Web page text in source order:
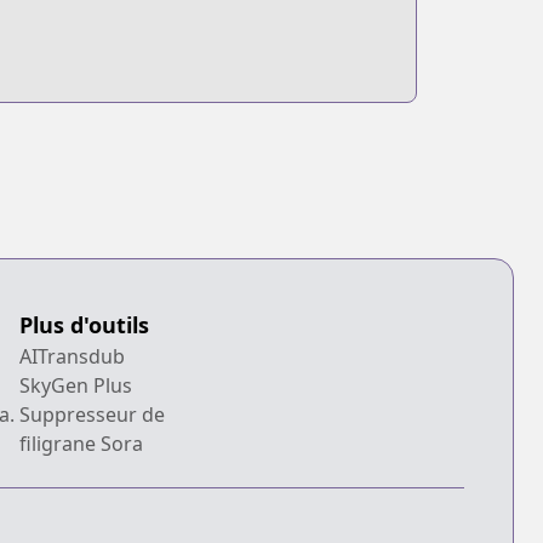
Plus d'outils
AITransdub
SkyGen Plus
Suppresseur de
filigrane Sora